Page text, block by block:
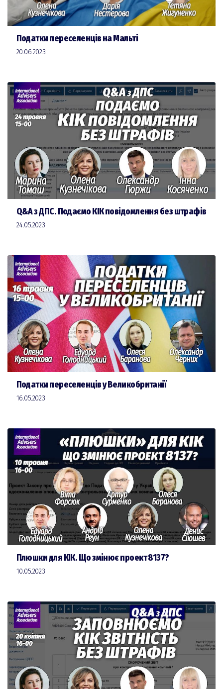
Податки переселенців на Мальті
20.06.2023
Q&A з ДПС. Подаємо КІК повідомлення без штрафів
24.05.2023
Податки переселенців у Великобританії
16.05.2023
Плюшки для КІК. Що змінює проект 8137?
10.05.2023